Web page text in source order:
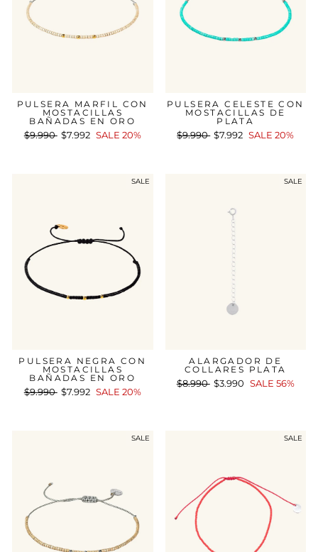
PULSERA MARFIL CON
MOSTACILLAS
BAÑADAS EN ORO
Precio
$9.990 Precio
$7.992 SALE 20%
PULSERA CELESTE CON
MOSTACILLAS DE
PLATA
Precio
$9.990 Precio
$7.992 SALE 20%
SALE
PULSERA NEGRA CON
MOSTACILLAS
BAÑADAS EN ORO
Precio
$9.990 Precio
$7.992 SALE 20%
SALE
ALARGADOR DE
COLLARES PLATA
Precio
$8.990 Precio
$3.990 SALE 56%
SALE SALE